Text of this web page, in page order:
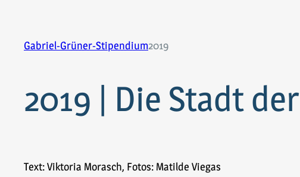
Gabriel-Grüner-Stipendium2019
2019 | Die Stadt
Text: Viktoria Morasch, Fotos: Matilde Viegas